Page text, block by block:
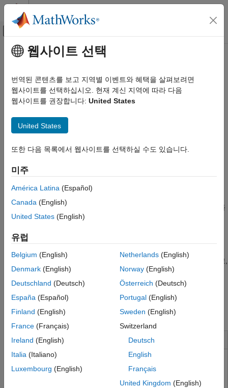
콘텐츠로 바로 가기
오프캔버스 탐색 메뉴 토글
문서 홈
Data Acquisition Toolbox
카테고리
Data Acquisition Toolbox 시작하기
하드웨어 검색 및 설정
아날로그 입력 및 출력
카운터 및 타이머 입력 및 출력
동시 및 동기화 작업
Simulink 데이터 수집
Data Acquisition Toolbox에서 문제 해결
Data Acquisition Toolbox 지원 하드웨어
주요 콘텐츠
이 페이지는 기계 번역을 사용하여 번역되었습니다. 영어 원문을
Data Acquisition Toolbox시작하기
데이터 수집 카드, 장치 및 모듈에 연결
Data Acquisition Toolbox™는 데이터 수집 하드웨어를 구성하고,
디지털 출력 채널에 데이터를 쓰기 위한 앱과 함수를 제공합니다.
PCI, PCI Express , PXI , PXI-Express 장치를 비롯한 다양한
DAQ 하드웨어를 지원합니다.
툴박스 앱을 사용하면 대화형 방식으로 데이터 수집 인터페이스를
설정하고 하드웨어에 맞게 구성할 수 있습니다. 그런 다음
있습니다. 툴박스 함수는 DAQ 장치의 아날로그 입력, 아날로그
유연성을 제공합니다. 여러 장치에서 수집한 데이터를 동기화하고,
장치 특정 기능에 액세스할 수 있습니다.
있습니다. 분석 결과에 따라 테스트를 자동화하고 테스트 설정을
반복적으로 업데이트할 수도 있습니다.
설치 및 구성
웹사이트 선택
번역된 콘텐츠를 보고 지역별 이벤트와 혜택을 살펴보려면
웹사이트를 선택하십시오. 현재 계신 지역에 따라 다음
웹사이트를 권장합니다: United States
United States
또한 다음 목록에서 웹사이트를 선택하실 수도 있습니다.
미주
América Latina (Español)
Canada (English)
United States (English)
유럽
Belgium (English)
Denmark (English)
Deutschland (Deutsch)
España (Español)
Finland (English)
France (Français)
Ireland (English)
Italia (Italiano)
Luxembourg (English)
Netherlands(English)
Norway(English)
Österreich (Deutsch)
Portugal(English)
Sweden (English)
Switzerland
Deutsch
English
Français
United Kingdom (English)